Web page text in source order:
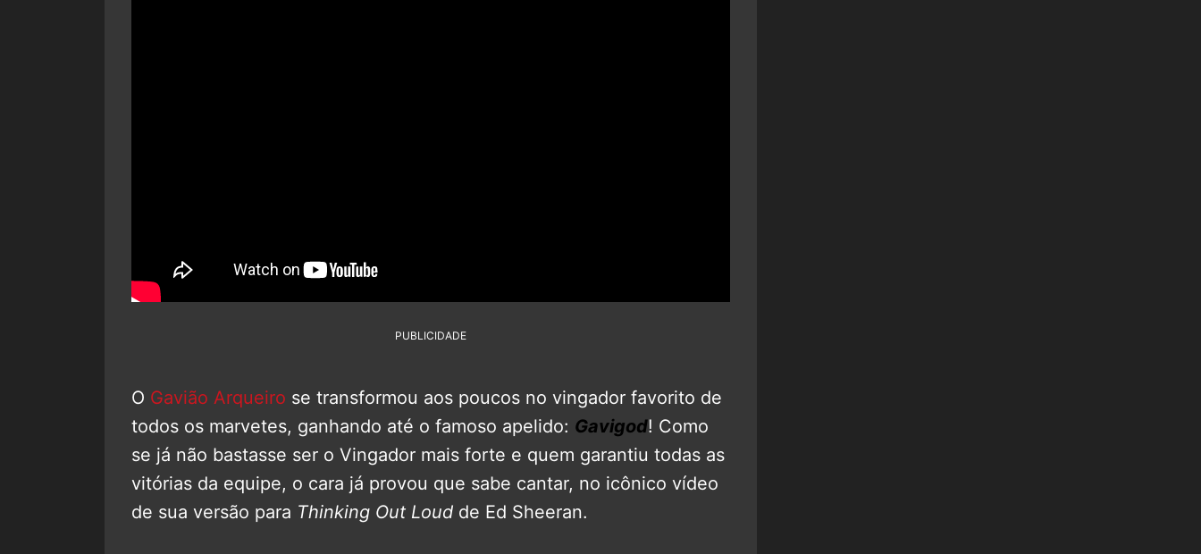
PUBLICIDADE
O Gavião Arqueiro se transformou aos poucos no vingador favorito de
todos os marvetes, ganhando até o famoso apelido: Gavigod! Como
se já não bastasse ser o Vingador mais forte e quem garantiu todas as
vitórias da equipe, o cara já provou que sabe cantar, no icônico vídeo
de sua versão para Thinking Out Loud de Ed Sheeran.